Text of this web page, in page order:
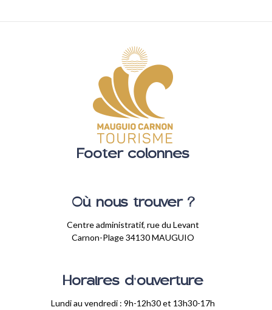
Footer colonnes
Où nous trouver ?
Centre administratif, rue du Levant
Carnon-Plage 34130 MAUGUIO
Horaires d'ouverture
Lundi au vendredi : 9h-12h30 et 13h30-17h